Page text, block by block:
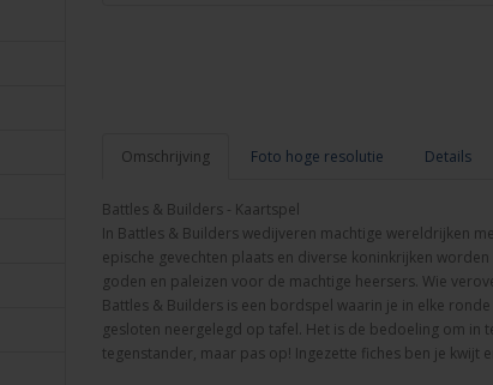
Omschrijving Foto hoge resolutie Details
Battles & Builders - Kaartspel
In Battles & Builders wedijveren machtige wereldrijken
epische gevechten plaats en diverse koninkrijken
goden en paleizen voor de machtige heersers. Wie
Battles & Builders is een bordspel waarin je in elke
gesloten neergelegd op tafel. Het is de bedoeling om in
tegenstander, maar pas op! Ingezette fiches ben je kwijt